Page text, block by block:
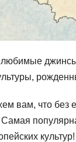
вам, что без
Самая
культур!